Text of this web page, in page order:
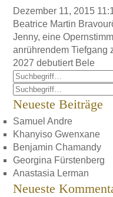
Dezember 11, 2015
Beatrice Martin
Jenny, eine
anrührendem Tiefgang
2027 debutiert Bele
Neueste Beiträge
Samuel Andre
Khanyiso Gwenxane
Benjamin Chamandy
Georgina Fürstenberg
Anastasia Lerman
Neueste